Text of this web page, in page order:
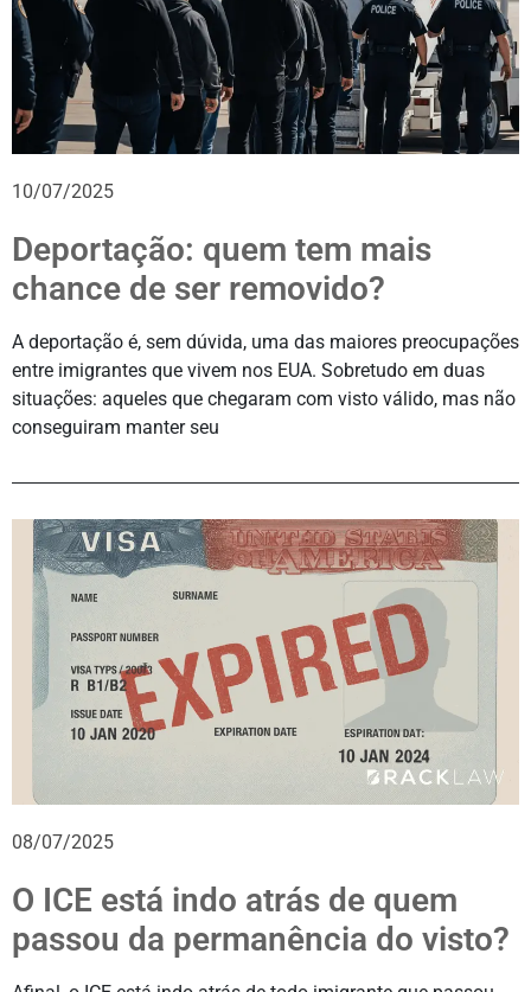
10/07/2025
Deportação: quem tem mais
chance de ser removido?
A deportação é, sem dúvida, uma das maiores preocupações
entre imigrantes que vivem nos EUA. Sobretudo em duas
situações: aqueles que chegaram com visto válido, mas não
conseguiram manter seu
08/07/2025
O ICE está indo atrás de quem
passou da permanência do visto?